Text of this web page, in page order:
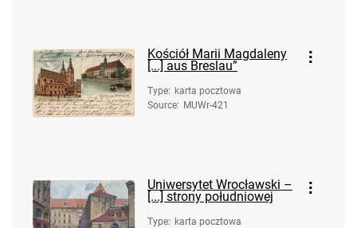
Kościół Marii Magdaleny
[...] aus Breslau”
Type: karta pocztowa
Source: MUWr-421
Uniwersytet Wrocławski –
[...] strony południowej
Type: karta pocztowa